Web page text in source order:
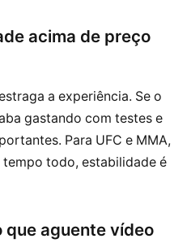
acima de preço
a experiência. Se o
gastando com testes e
Para UFC e MMA,
todo, estabilidade é
que aguente vídeo